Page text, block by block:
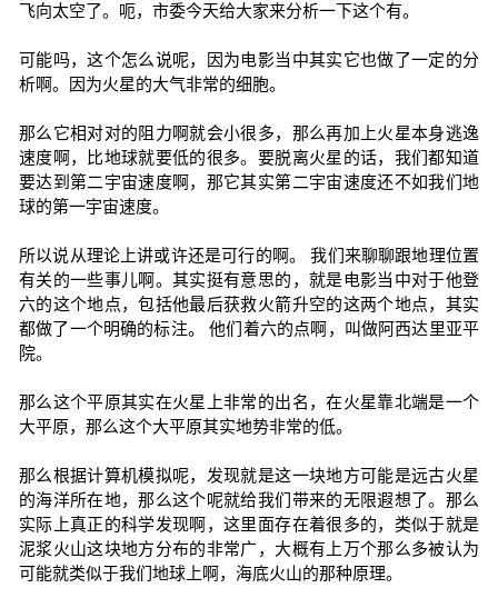
飞向太空了。呃，市委今天给大家来分析一下这个有。
可能吗，这个怎么说呢，因为电影当中其实它也做了一定的分
析啊。因为火星的大气非常的细胞。
那么它相对对的阻力啊就会小很多，那么再加上火星本身逃逸
速度啊，比地球就要低的很多。要脱离火星的话，我们都知道
要达到第二宇宙速度啊，那它其实第二宇宙速度还不如我们地
球的第一宇宙速度。
所以说从理论上讲或许还是可行的啊。 我们来聊聊跟地理位置
有关的一些事儿啊。其实挺有意思的，就是电影当中对于他登
六的这个地点，包括他最后获救火箭升空的这两个地点，其实
都做了一个明确的标注。 他们着六的点啊，叫做阿西达里亚平
院。
那么这个平原其实在火星上非常的出名，在火星靠北端是一个
大平原，那么这个大平原其实地势非常的低。
那么根据计算机模拟呢，发现就是这一块地方可能是远古火星
的海洋所在地，那么这个呢就给我们带来的无限遐想了。那么
实际上真正的科学发现啊，这里面存在着很多的，类似于就是
泥浆火山这块地方分布的非常广，大概有上万个那么多被认为
可能就类似于我们地球上啊，海底火山的那种原理。